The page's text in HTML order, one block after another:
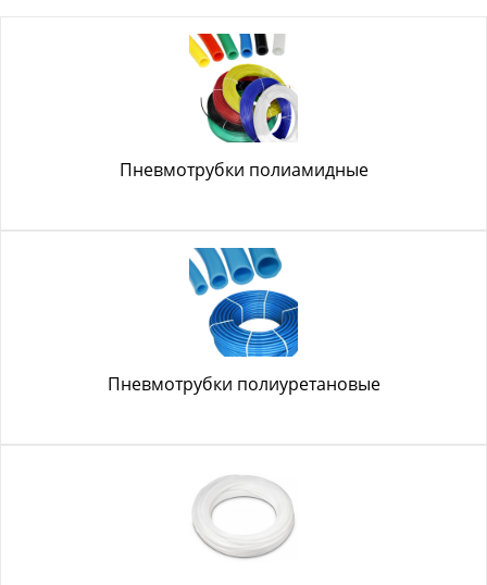
Пневмотрубки полиамидные
Пневмотрубки полиуретановые